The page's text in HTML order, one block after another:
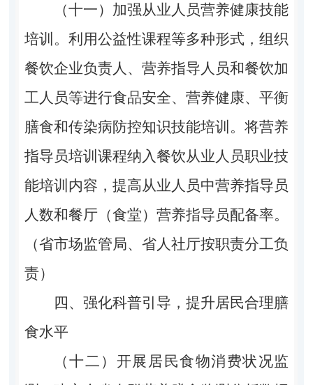
（十一）加强从业人员营养健康技能
培训。利用公益性课程等多种形式，组织
餐饮企业负责人、营养指导人员和餐饮加
工人员等进行食品安全、营养健康、平衡
膳食和传染病防控知识技能培训。将营养
指导员培训课程纳入餐饮从业人员职业技
能培训内容，提高从业人员中营养指导员
人数和餐厅（食堂）营养指导员配备率。
（省市场监管局、省人社厅按职责分工负
责）
四、强化科普引导，提升居民合理膳
食水平
（十二）开展居民食物消费状况监